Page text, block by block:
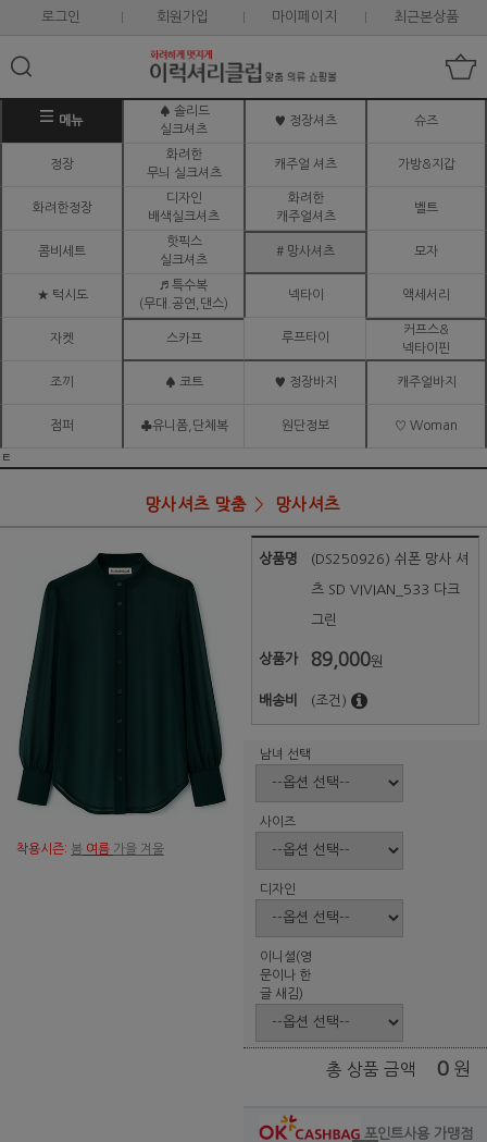
로그인 회원가입 마이페이지 최근본상품
메뉴
♠ 솔리드
실크셔츠
♥ 정장셔츠 슈즈
정장
화려한
무늬 실크셔츠
캐주얼 셔츠 가방&지갑
화려한정장
디자인
배색실크셔츠
화려한
캐주얼셔츠
벨트
콤비세트
핫픽스
실크셔츠
# 망사셔츠 모자
★ 턱시도
♬ 특수복
(무대.공연,댄스)
넥타이 액세서리
자켓 스카프 루프타이
커프스&
넥타이핀
조끼 ♠ 코트 ♥ 정장바지 캐주얼바지
점퍼 ♣유니폼,단체복 원단정보 ♡ Woman
ㅌ
망사셔츠 맞춤 망사셔츠
착용시즌: 봄 여름 가을 겨울
상품명 (DS250926) 쉬폰 망사 셔
츠 SD VIVIAN_533 다크
그린
상품가 89,000원
배송비 (조건)
남녀 선택
사이즈
디자인
이니셜(영
문이나 한
글 새김)
총 상품 금액 0 원
포인트사용 가맹점